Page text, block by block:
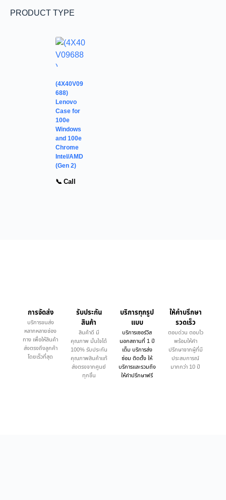
PRODUCT TYPE
(4X40V09
688)
Lenovo
Case for
100e
Windows
and 100e
Chrome
Intel/AMD
(Gen 2)
📞 Call
การจัดส่ง
บริการขนส่ง
หลากหลายช่อง
ทาง เพื่อให้สินค้า
ส่งตรงถึงลูกค้า
โดยเร็วที่สุด
รับประกัน
สินค้า
สินค้าดี มี
คุณภาพ มั่นใจได้
100% รับประกัน
คุณภาพสินค้าแท้
ส่งตรงจากศูนย์
ทุกชิ้น
บริการทุกรูป
แบบ
บริการเซอร์วิส
นอกสถานที่ 1 ปี
เต็ม บริการส่ง
ซ่อม ติดตั้ง ให้
บริการและรวมถึง
ให้คำปรึกษาฟรี
ให้คำบรึกษา
รวดเร็ว
ตอบด่วน ตอบไว
พร้อมให้คำ
ปรึกษาจากผู้ที่มี
ประสบการณ์
มากกว่า 10 ปี